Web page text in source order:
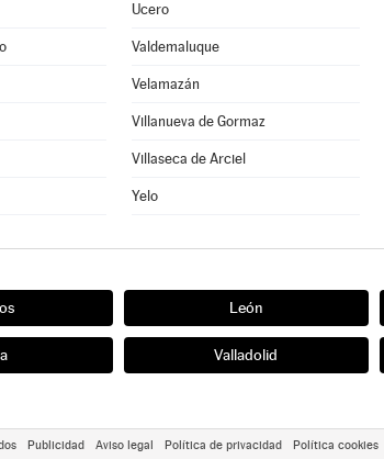
Ucero
Valdemaluque
Velamazán
Villanueva de Gormaz
Villaseca de Arciel
Yelo
León
Valladolid
Publicidad Aviso legal Política de privacidad Política cookies